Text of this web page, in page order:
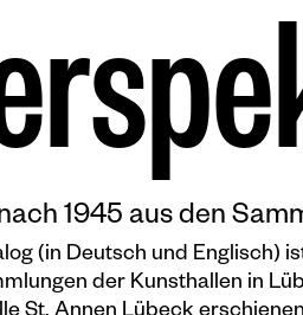
Projekte
Gräsergarten
rspe
1945 aus den
(in Deutsch und Englisch)
der Kunsthallen in